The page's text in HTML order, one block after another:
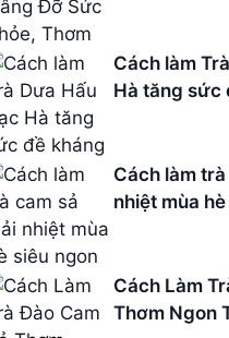
Cách làm
Hà tăng sức
Cách làm
nhiệt mùa
Cách Làm
Thơm Ngon